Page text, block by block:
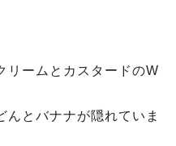
リームとカスタードのW
んとバナナが隠れていま